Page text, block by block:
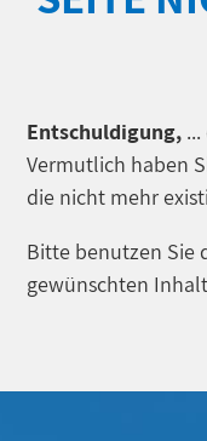
Entschuldigung,
Vermutlich haben
die nicht mehr
Bitte benutzen Sie
gewünschten